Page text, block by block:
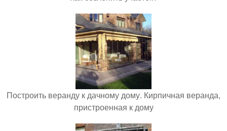
Построить веранду к дачному дому. Кирпичная веранда,
пристроенная к дому